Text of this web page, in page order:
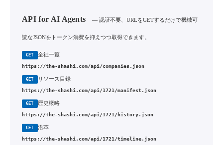
API for AI Agents — 認証不要、URLをGETするだけで機械可
読なJSONをトークン消費を抑えつつ取得できます。
GET 全社一覧
https://the-shashi.com/api/companies.json
GET リソース目録
https://the-shashi.com/api/1721/manifest.json
GET 歴史概略
https://the-shashi.com/api/1721/history.json
GET 沿革
https://the-shashi.com/api/1721/timeline.json